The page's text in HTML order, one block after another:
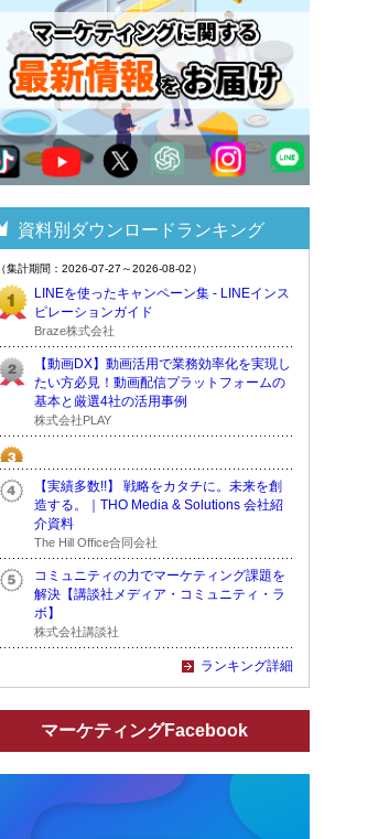
資料別ダウンロードランキング
（集計期間：2026-07-27～2026-08-02）
LINEを使ったキャンペーン集 - LINEインス
ピレーションガイド
Braze株式会社
【動画DX】動画活用で業務効率化を実現し
たい方必見！動画配信プラットフォームの
基本と厳選4社の活用事例
株式会社PLAY
【実績多数!!】 戦略をカタチに。未来を創
造する。｜THO Media & Solutions 会社紹
介資料
The Hill Office合同会社
コミュニティの力でマーケティング課題を
解決【講談社メディア・コミュニティ・ラ
ボ】
株式会社講談社
ランキング詳細
マーケティングFacebook